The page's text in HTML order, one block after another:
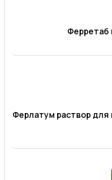
Ферретаб
Ферлатум раствор для